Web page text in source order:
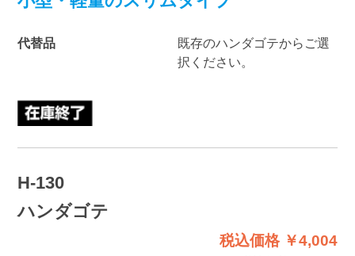
代替品
既存のハンダゴテからご選
択ください。
H-130
ハンダゴテ
税込価格 ￥4,004